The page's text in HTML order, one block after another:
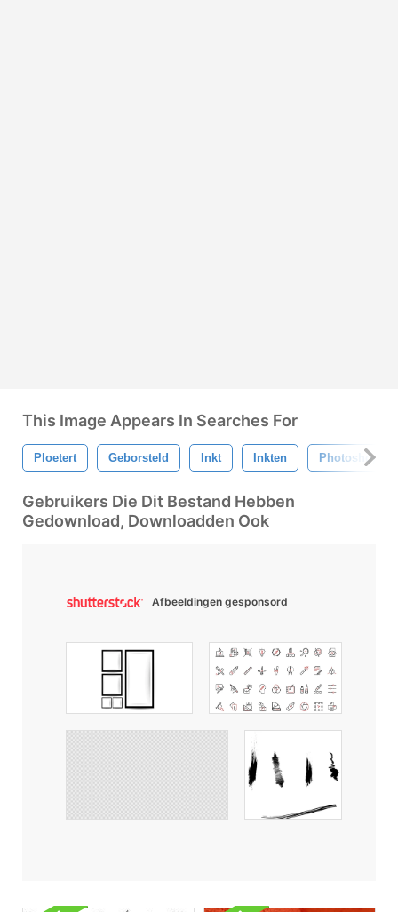
This Image Appears In Searches For
Ploetert Geborsteld Inkt Inkten Photoshop
Gebruikers Die Dit Bestand Hebben
Gedownload, Downloadden Ook
Afbeeldingen gesponsord